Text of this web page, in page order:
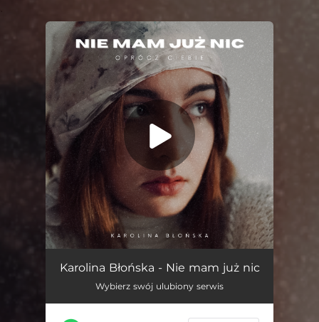
You're all set!
Nie Mam Już Nic 03:25
Karolina Błońska - Nie mam już nic
Wybierz swój ulubiony serwis